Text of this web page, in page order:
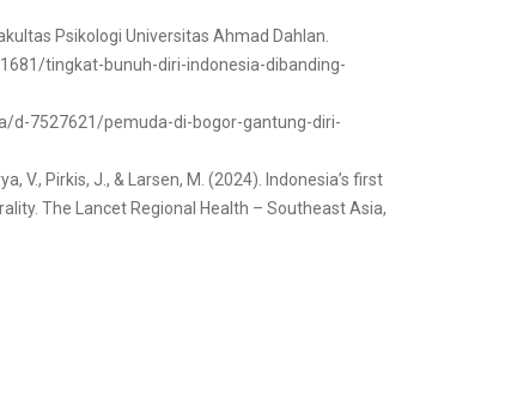
Psikologi Universitas Ahmad Dahlan.
tingkat-bunuh-diri-indonesia-dibanding-
d-7527621/pemuda-di-bogor-gantung-diri-
V., Pirkis, J., & Larsen, M. (2024). Indonesia’s first
The Lancet Regional Health – Southeast Asia,